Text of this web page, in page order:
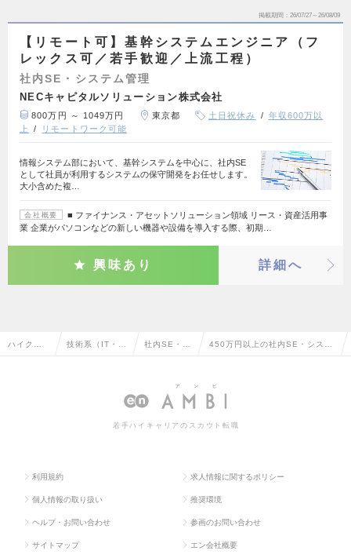
掲載期間 26/07/27～26/08/09
【リモート可】基幹システムエンジニア（フ
レックス可／若手歓迎／上流工程）
社内SE・システム管理
NECキャピタルソリューション株式会社
800万円 ～ 1049万円 東京都 土日祝休み
年収600万以
上
リモートワーク可能
情報システム部において、基幹システムを中心に、社内SE
として社員が利用するシステムの保守開発をお任せします。
大小含めた複…
会社概要
■ ファイナンス・アセットソリューション領域 リース・資産活用事
業 企業がパソコンなどの新しい機器や設備を導入する際、初期…
興味あり 詳細へ
ハイクラ 技術系（IT・W 社内SE・シ 450万円以上の社内SE・システ
若手ハイキャリアのスカウト転職
利用規約 求人情報に関するポリシー
個人情報の取り扱い 推奨環境
ヘルプ・お問い合わせ 参画のお問い合わせ
サイトマップ エン会社概要